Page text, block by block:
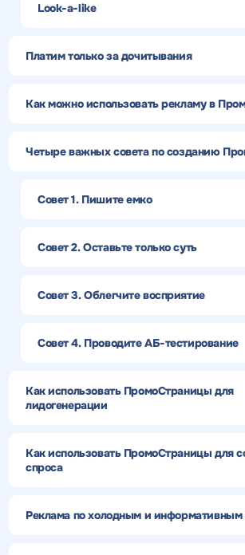
Look-a-like
Платим только за дочитывания
Как можно использовать рекламу в
Четыре важных совета по созданию
Совет 1. Пишите емко
Совет 2. Оставьте только суть
Совет 3. Облегчите восприятие
Совет 4. Проводите АБ-тестирование
Как использовать ПромоСтраницы для
лидогенерации
Как использовать ПромоСтраницы для
спроса
Реклама по холодным и информативным